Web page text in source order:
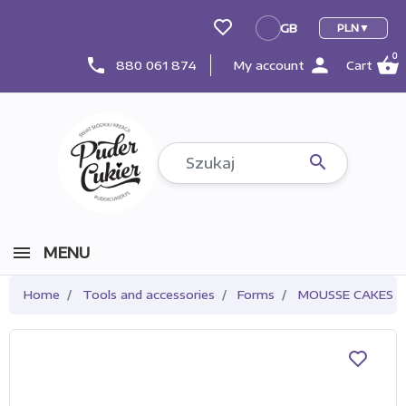
GB
GB PLN
phone 880 061 874 My account person Cart shopping_basket
0

MENU
Home Tools and accessories Forms MOUSSE CAKES